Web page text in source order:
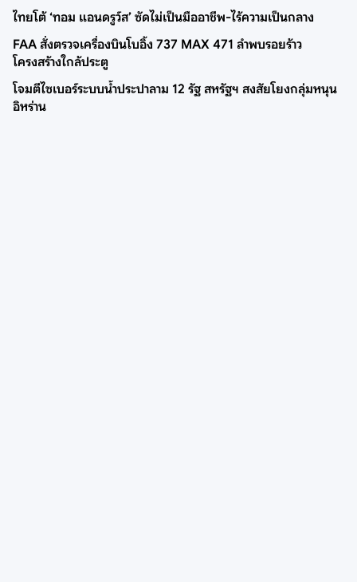
ไทยโต้ ‘ทอม แอนดรูว์ส’ ซัดไม่เป็นมืออาชีพ-ไร้ความเป็นกลาง
FAA สั่งตรวจเครื่องบินโบอิ้ง 737 MAX 471 ลำพบรอยร้าว
โครงสร้างใกล้ประตู
โจมตีไซเบอร์ระบบน้ำประปาลาม 12 รัฐ สหรัฐฯ สงสัยโยงกลุ่มหนุน
อิหร่าน